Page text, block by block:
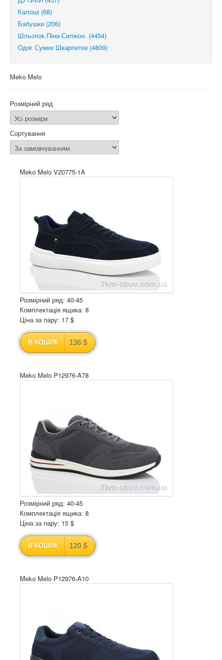
Калоші (68)
Бабушки (206)
Шльопок.Піна-Силікон. (4454)
Одяг Сумки Шкарпетки (4809)
Meko Melo
Розмірний ряд
Сортування
Meko Melo V20775-1A
Розмірний ряд: 40-45
Комплектація ящика: 8
Ціна за пару: 17 $
В КОШИК 136 $
Meko Melo P12976-A78
Розмірний ряд: 40-45
Комплектація ящика: 8
Ціна за пару: 15 $
В КОШИК 120 $
Meko Melo P12976-A10